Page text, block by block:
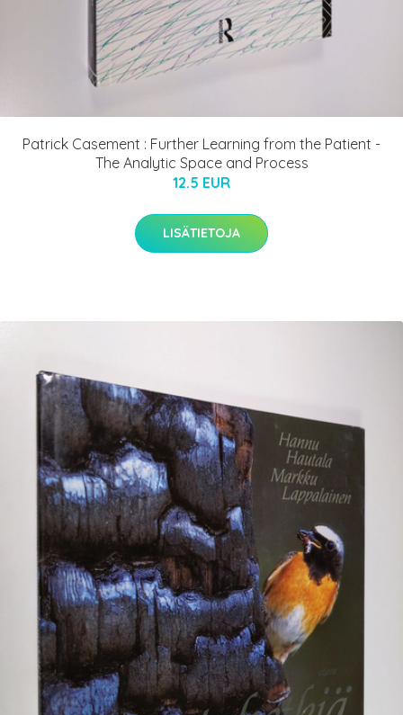
Patrick Casement : Further Learning from the Patient -
The Analytic Space and Process
12.5 EUR
LISÄTIETOJA